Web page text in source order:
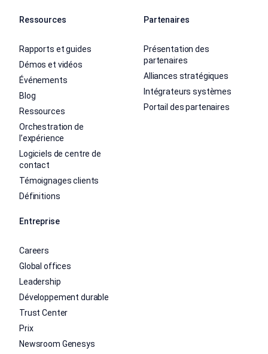
Ressources
Rapports et guides
Démos et vidéos
Événements
Blog
Ressources
Orchestration de
l’expérience
Logiciels de centre de
contact
Témoignages clients
Définitions
Partenaires
Présentation des
partenaires
Alliances stratégiques
Intégrateurs systèmes
Portail des partenaires
Entreprise
Careers
Global offices
Leadership
Développement durable
Trust Center
Prix
Newsroom Genesys